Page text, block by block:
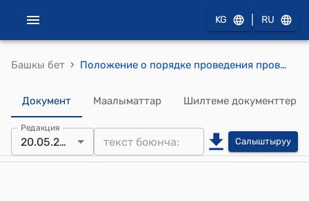
KG RU
Башкы бет › Положение о порядке проведения проверок органами Государственного архитектурно-строительного контроля Государственной комиссии при Правительстве Кыргызской Республики по архитектуре и строительству субъектов предпринимательства, осуществляющих градостроительно-архитектурную деятельность (Утверждено приказом Госкомиссии по архитектуре и строительству от20 мая 2002 года № 78)
Документ Маалыматтар Шилтеме документтер
Редакция
20.05.2002 Салыштыруу